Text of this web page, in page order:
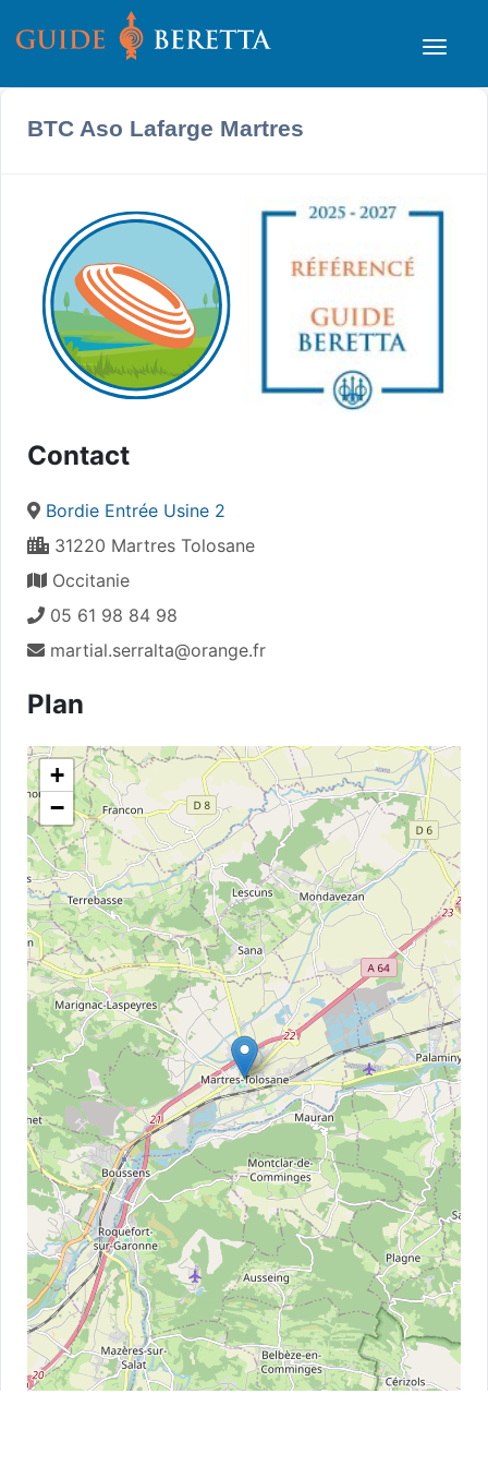
BTC Aso Lafarge Martres
Contact
Bordie Entrée Usine 2
31220 Martres Tolosane
Occitanie
05 61 98 84 98
martial.serralta@orange.fr
Plan
+
−